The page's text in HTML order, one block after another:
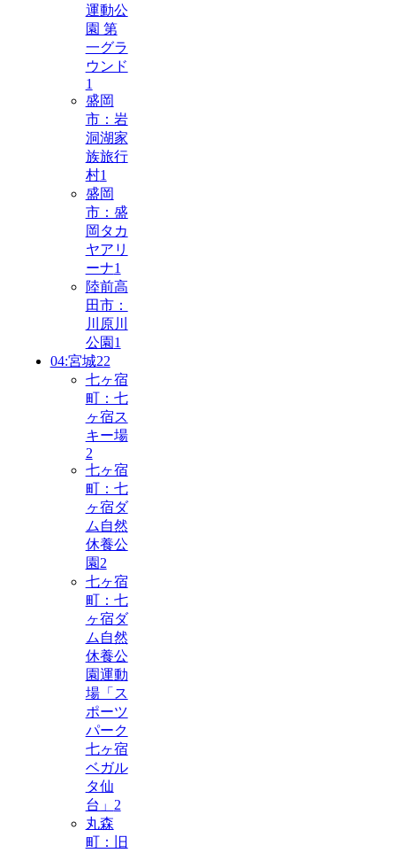
運動公
園 第
一グラ
ウンド
1
盛岡
市：岩
洞湖家
族旅行
村1
盛岡
市：盛
岡タカ
ヤアリ
ーナ1
陸前高
田市：
川原川
公園 1
04:宮城22
七ヶ宿
町：七
ヶ宿ス
キー場
2
七ヶ宿
町：七
ヶ宿ダ
ム自然
休養公
園 2
七ヶ宿
町：七
ヶ宿ダ
ム自然
休養公
園運動
場「ス
ポーツ
パーク
七ヶ宿
ベガル
タ仙
台」 2
丸森
町：旧